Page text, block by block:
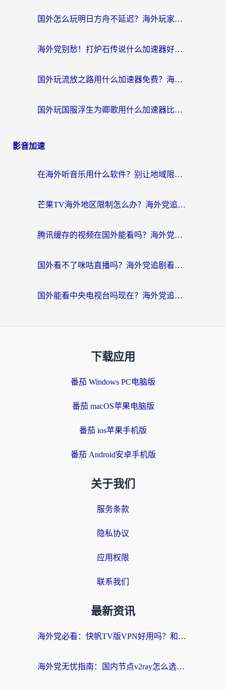
国外怎么玩明日方舟不延迟？海外玩家国服游戏加速终极指南（附DNF梦幻诛仙解决方案）
海外党别愁！打炉石传说什么加速器好用？3个实用技巧解决国服游戏卡顿
国外玩流放之路用什么加速器免费？海外党亲测有效的国服游戏加速指南
国外玩国服浮生为卿歌用什么加速器比较好？海外党亲测不踩坑指南
影音加速
在海外听音乐用什么软件？别让地域限制断了你的华语歌单
芒果TV海外地区限制怎么办？海外党追剧看片的实用加速器选择指南
腾讯缓存的视频在国外能看吗？海外党追剧看片的终极解决方案
国外看不了咪咕直播吗？海外党追剧看片的加速器选择指南
国外能看中央电视台吗现在？海外党追剧看央视的实用指南
下载应用
番茄 Windows PC电脑版
番茄 macOS苹果电脑版
番茄 ios苹果手机版
番茄 Android安卓手机版
关于我们
服务条款
隐私协议
应用权限
联系我们
最新资讯
海外党必看：快帆TV版VPN好用吗？和快游VPN对比哪个回国效果更好？附实用避坑指南
海外党无忧指南：国内节点v2ray怎么选？一键回国VPN+多场景实测帮你避坑